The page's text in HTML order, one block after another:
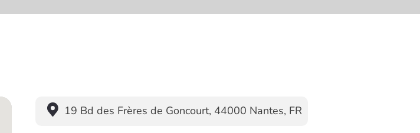
19 Bd des Frères de Goncourt, 44000 Nantes, FR